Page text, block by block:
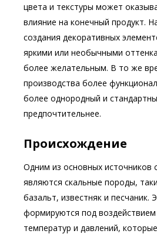
цвета и текстуры может
влияние на конечный продукт.
создания декоративных
яркими или необычными
более желательным. В то же
производства более
более однородный и
предпочтительнее.
Происхождение
Одним из основных источников
являются скальные породы,
базальт, известняк и песчаник.
формируются под
температур и давлений,